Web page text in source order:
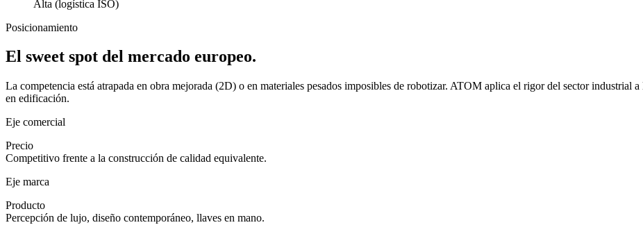
Alta (logística ISO)
Posicionamiento
El sweet spot del mercado europeo.
La competencia está atrapada en obra mejorada (2D) o en materiales pesados imposibles de robotizar. ATOM aplica el rigor del sector
en edificación.
Eje comercial
Precio
Competitivo frente a la construcción de calidad equivalente.
Eje marca
Producto
Percepción de lujo, diseño contemporáneo, llaves en mano.